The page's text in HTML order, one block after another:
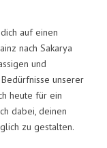
auf einen
nach Sakarya
und
unserer
heute für ein
dabei, deinen
zu gestalten.